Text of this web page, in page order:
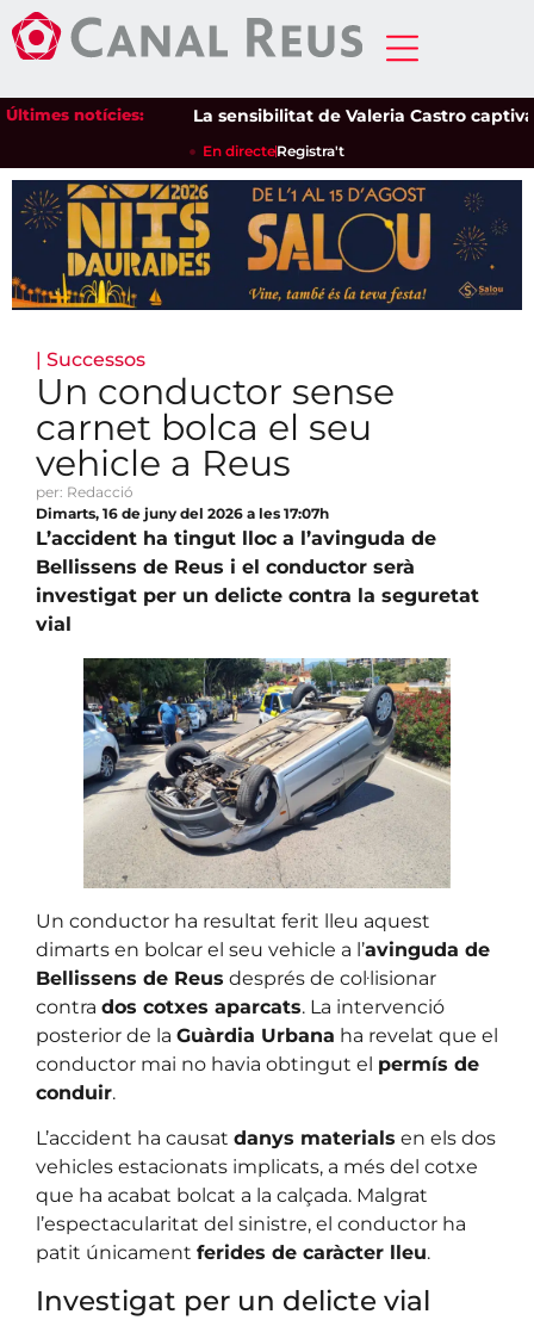
Últimes notícies: La sensibilitat de Valeria Castro captiva
En directeRegistra't
| Successos
Un conductor sense
carnet bolca el seu
vehicle a Reus
per: Redacció
Dimarts, 16 de juny del 2026 a les 17:07h
L’accident ha tingut lloc a l’avinguda de
Bellissens de Reus i el conductor serà
investigat per un delicte contra la seguretat
vial
Un conductor ha resultat ferit lleu aquest
dimarts en bolcar el seu vehicle a l’avinguda de
Bellissens de Reus després de col·lisionar
contra dos cotxes aparcats. La intervenció
posterior de la Guàrdia Urbana ha revelat que el
conductor mai no havia obtingut el permís de
conduir.
L’accident ha causat danys materials en els dos
vehicles estacionats implicats, a més del cotxe
que ha acabat bolcat a la calçada. Malgrat
l’espectacularitat del sinistre, el conductor ha
patit únicament ferides de caràcter lleu.
Investigat per un delicte vial